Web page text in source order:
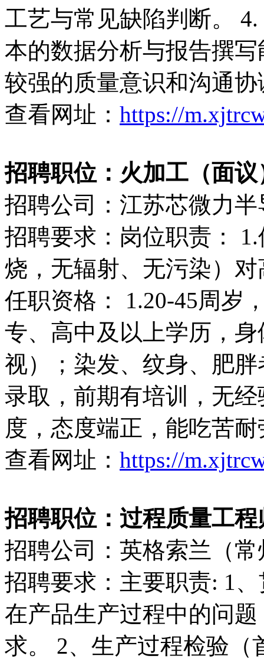
工艺与常见缺陷判断。
本的数据分析与报告撰
较强的质量意识和沟通
查看网址： https://
招聘职位：火加工（面议
招聘公司：江苏芯微力
招聘要求：岗位职责：
烧，无辐射、无污染）
任职资格： 1.20-45周岁
专、高中及以上学历，
视）；染发、纹身、肥
录取，前期有培训，无
度，态度端正，能吃苦
查看网址： https://
招聘职位：过程质量工程
招聘公司：英格索兰（
招聘要求：主要职责: 1
在产品生产过程中的问
求。 2、生产过程检验（